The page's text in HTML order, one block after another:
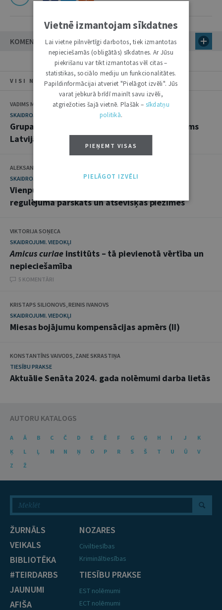
KOMENTĀRI
VISI NUMURA RAKSTI
VADIMS MANTROVS
SKAIDROJUMI. VIEDOKĻI
Grupas apdrošināšanas līgums un tā regulējums
Latvijā
ALEKSANDRS FILLERS
SKAIDROJUMI. VIEDOKĻI
Vienpusēja līguma izbeigšana: Civillikuma
regulējuma pārskats un atsevišķas piezīmes
VIKTORIJA SOŅECA
SKAIDROJUMI. VIEDOKĻI
Amicus curiaeinstitūts – tā pievienotā vērtība un
nepieciešamība
5 KOMENTĀRI
KRISTAPS SILIONOVS, REINIS IVANOVS
SKAIDROJUMI. VIEDOKĻI
Miesas bojājumu kompensācijas apmērs (II)
KONSTANTĪNS VAIVODS, ZANE SKRASTIŅA
TIESĪBU PRAKSE
Aktuālie Senāta 2024. gada nolēmumi darba lietās
AUTORU KATALOGS
A Ā B C Č D E Ē F G Ģ H I J
K
Ķ
L Ļ M N Ņ O P R S Š T U Ū
V
Z
Ž
ŽURNĀLS
VEIKALS
BIBLIOTĒKA
#TEIRDARBS
JAUNUMI
AFIŠA
NOZARES
Civiltiesības
Krimināltiesības
TIESĪBU PRAKSE
EST nolēmumi
ECT nolēmumi
Vietnē izmantojam sīkdatnes
Lai vietne pilnvērtīgi darbotos, tiek izmantotas
nepieciešamās (obligātās) sīkdatnes. Ar Jūsu
piekrišanu var tikt izmantotas vēl citas –
statistikas, sociālo mediju un funkcionalitātes.
Papildinformācijai atveriet "Pielāgot izvēli". Jūs
varat jebkurā brīdī mainīt savu izvēli,
atgriežoties šajā vietnē. Plašāk – sīkdatņu
politikā.
PIEŅEMT VISAS
PIELĀGOT IZVĒLI